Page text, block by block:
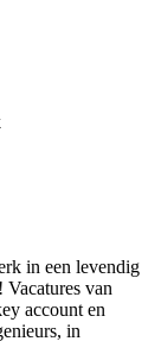
in een levendig
van
account en
in